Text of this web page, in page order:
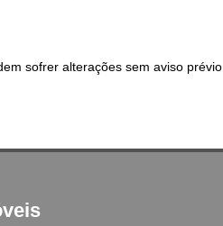
sofrer alterações sem aviso prévio.